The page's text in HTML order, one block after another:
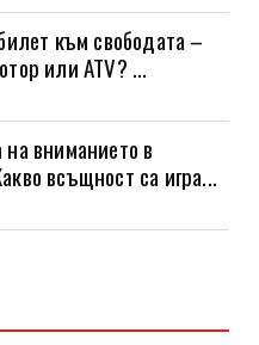
към свободата –
или ATV? ...
на вниманието в
всъщност са игра...